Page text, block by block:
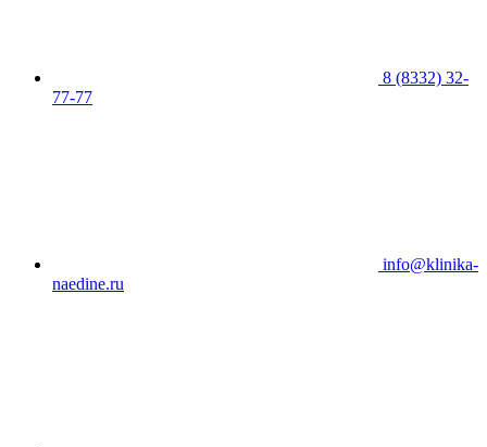
8 (8332) 32-
77-77
info@klinika-
naedine.ru